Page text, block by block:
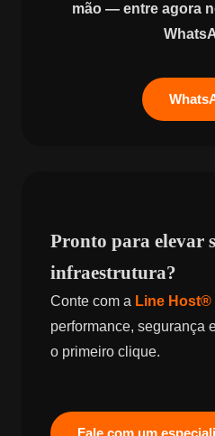
mão — entre agora
Pronto para elevar
infraestrutura?
Conte com a Line Host®
performance, segurança
o primeiro clique.